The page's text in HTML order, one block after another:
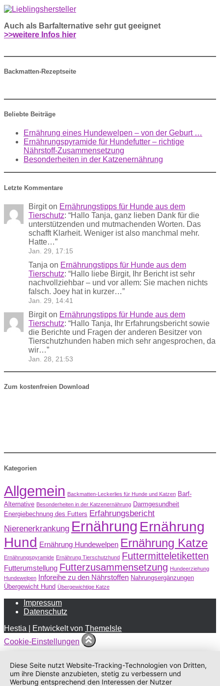
Auch als Barfalternative sehr gut geeignet
>>weitere Infos hier
Backmatten-Rezeptseite
Beliebte Beiträge
Ernährung eines Hundewelpen – von der Geburt …
Ernährungspyramide für Hundefutter – richtige
Nährstoff-Zusammensetzung
Besonderheiten in der Katzenernährung
Letzte Kommentare
Birgiton Ernährungstipps für Hunde aus dem
Tierschutz: “Hallo Tanja, ganz lieben Dank für die
unterstützenden und mutmachenden Worten. Das
schafft Klarheit. Weniger ist also manchmal mehr.
Hatte…”
Jan. 29, 17:15
Tanja on Ernährungstipps für Hunde aus dem
Tierschutz: “Hallo liebe Birgit, Ihr Bericht ist sehr
nachvollziehbar – und vor allem: Sie machen nichts
falsch. Joey hat in kurzer…”
Jan. 29, 14:41
Birgiton Ernährungstipps für Hunde aus dem
Tierschutz: “Hallo Tanja, Ihr Erfahrungsbericht sowie
die Berichte und Fragen der anderen Besitzer von
Tierschutzhunden haben mich sehr angesprochen, da
wir…”
Jan. 28, 21:53
Zum kostenfreien Download
Kategorien
Allgemein Backmatten-Leckerlies für Hunde und Katzen Barf-
Alternative Besonderheiten in der Katzenernährung Darmgesundheit
Energiebechnung des Futters Erfahrungsbericht
Nierenerkrankung Ernährung Ernährung
Hund Ernährung Hundewelpen Ernährung Katze
Ernährungspyramide Ernährung Tierschutzhund Futtermitteletiketten
Futterumstellung Futterzusammensetzung Hundeerziehung
Hundewelpen
Inforeihe zu den Nährstoffen Nahrungsergänzungen
Übergewicht Hund Übergewichtige Katze
Impressum
Datenschutz
Hestia | Entwickelt von ThemeIsle
Cookie-Einstellungen
Diese Seite nutzt Website-Tracking-Technologien von Dritten,
um ihre Dienste anzubieten, stetig zu verbessern und
Werbung entsprechend den Interessen der Nutzer